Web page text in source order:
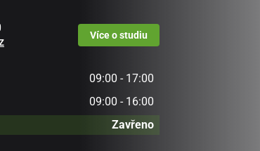
Víceo studiu
09:00 - 17:00
09:00 - 16:00
Zavřeno